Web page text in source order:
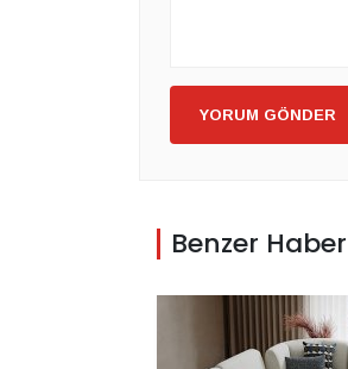
YORUM GÖNDER
Benzer